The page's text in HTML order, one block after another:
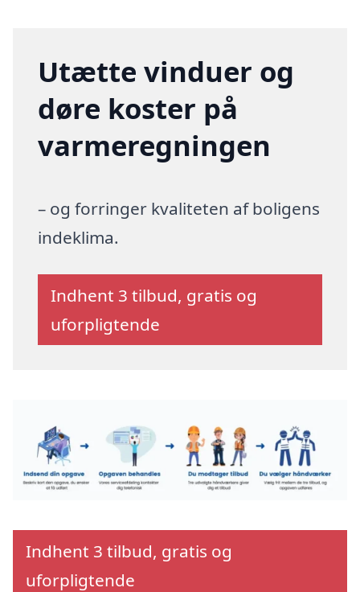
Utætte vinduer og
døre koster på
varmeregningen
– og forringer kvaliteten af boligens
indeklima.
Indhent 3 tilbud, gratis og
uforpligtende
Indhent 3 tilbud, gratis og
uforpligtende